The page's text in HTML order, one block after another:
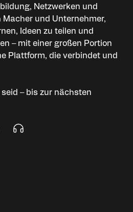
Netzwerken und
und Unternehmer,
Ideen zu teilen und
– mit einer großen Portion
Plattform, die verbindet und
– bis zur nächsten